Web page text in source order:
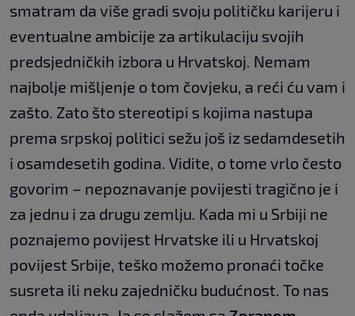
smatram da više gradi svoju političku karijeru i
eventualne ambicije za artikulaciju svojih
predsjedničkih izbora u Hrvatskoj. Nemam
najbolje mišljenje o tom čovjeku, a reći ću vam i
zašto. Zato što stereotipi s kojima nastupa
prema srpskoj politici sežu još iz sedamdesetih
i osamdesetih godina. Vidite, o tome vrlo često
govorim – nepoznavanje povijesti tragično je i
za jednu i za drugu zemlju. Kada mi u Srbiji ne
poznajemo povijest Hrvatske ili u Hrvatskoj
povijest Srbije, teško možemo pronaći točke
susreta ili neku zajedničku budućnost. To nas